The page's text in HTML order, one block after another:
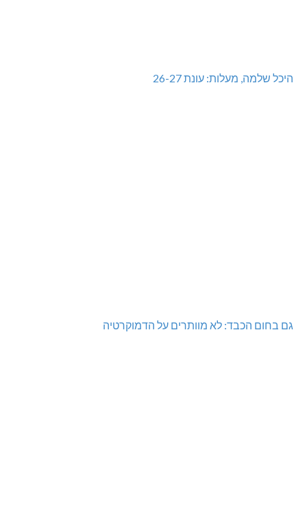
היכל שלמה, מעלות: עונת 26-27
גם בחום הכבד: לא מוותרים על הדמוקרטיה